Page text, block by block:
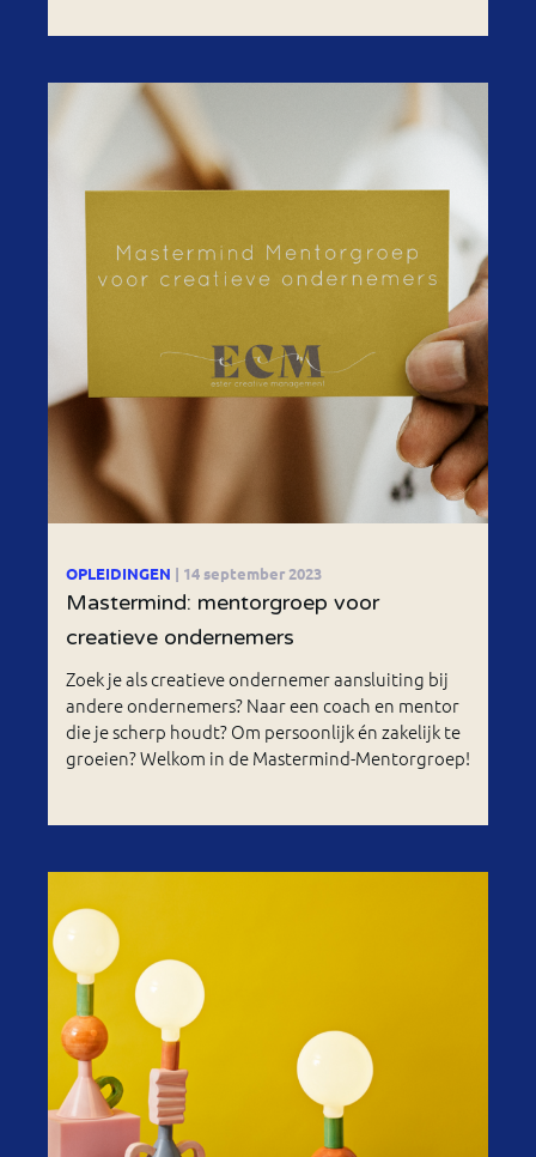
OPLEIDINGEN | 14 september 2023
Mastermind: mentorgroep voor
creatieve ondernemers
Zoek je als creatieve ondernemer aansluiting bij
andere ondernemers? Naar een coach en mentor
die je scherp houdt? Om persoonlijk én zakelijk te
groeien? Welkom in de Mastermind-Mentorgroep!